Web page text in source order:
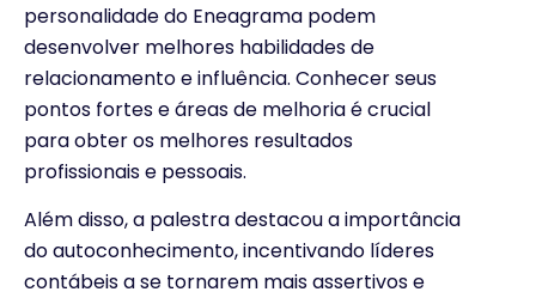
personalidade do Eneagrama podem
desenvolver melhores habilidades de
relacionamento e influência. Conhecer seus
pontos fortes e áreas de melhoria é crucial
para obter os melhores resultados
profissionais e pessoais.
Além disso, a palestra destacou a importância
do autoconhecimento, incentivando líderes
contábeis a se tornarem mais assertivos e